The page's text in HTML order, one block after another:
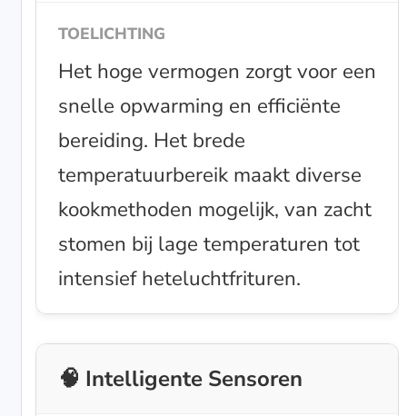
Het hoge vermogen zorgt voor een
snelle opwarming en efficiënte
bereiding. Het brede
temperatuurbereik maakt diverse
kookmethoden mogelijk, van zacht
stomen bij lage temperaturen tot
intensief heteluchtfrituren.
🧠 Intelligente Sensoren